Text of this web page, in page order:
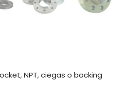
NPT, ciegas o backing